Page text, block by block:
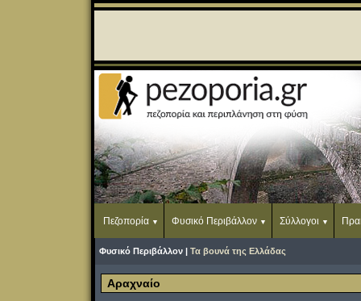
Πεζοπορία Φυσικό Περιβάλλον Σύλλογοι
Φυσικό Περιβάλλον | Τα βουνά της Ελλάδας
Αραχναίο